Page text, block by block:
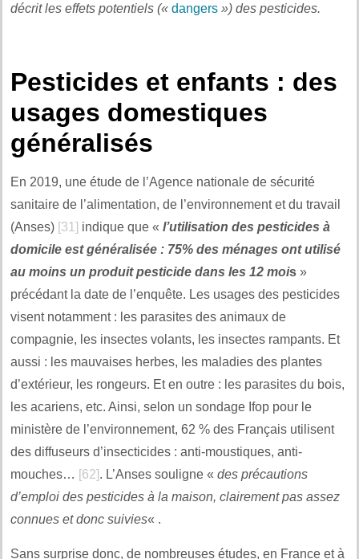
décrit les effets potentiels (« dangers ») des pesticides.
Pesticides et enfants : des
usages domestiques
généralisés
En 2019, une étude de l’Agence nationale de sécurité
sanitaire de l’alimentation, de l’environnement et du travail
(Anses) [31] indique que « l’utilisation des pesticides à
domicile est généralisée : 75% des ménages ont utilisé
au moins un produit pesticide dans les 12 mois »
précédant la date de l’enquête. Les usages des pesticides
visent notamment : les parasites des animaux de
compagnie, les insectes volants, les insectes rampants. Et
aussi : les mauvaises herbes, les maladies des plantes
d’extérieur, les rongeurs. Et en outre : les parasites du bois,
les acariens, etc. Ainsi, selon un sondage Ifop pour le
ministère de l’environnement, 62 % des Français utilisent
des diffuseurs d’insecticides : anti-moustiques, anti-
mouches… [62]. L’Anses souligne « des précautions
d’emploi des pesticides à la maison, clairement pas assez
connues et donc suivies« .
Sans surprise donc, de nombreuses études, en France et à